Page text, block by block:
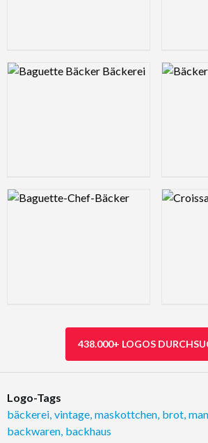
Logo Preview Image Logo
Logo Preview Image Logo
438.000+ LOGOS
Logo-Tags
bäckerei vintage maskottchen brot
backwaren backhaus